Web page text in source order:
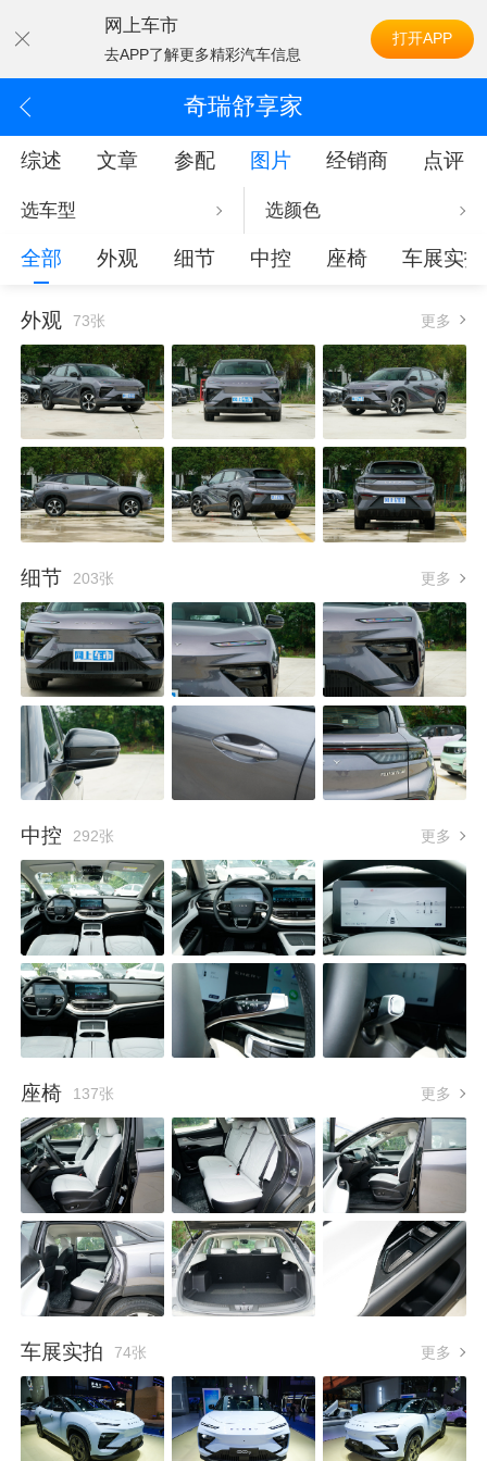
网上车市
去APP了解更多精彩汽车信息
打开APP
奇瑞舒享家
综述 文章 参配 图片 经销商 点评
选车型 选颜色
全部 外观 细节 中控 座椅 车展实拍
外观 73张 更多
细节 203张 更多
中控 292张 更多
座椅 137张 更多
车展实拍 74张 更多